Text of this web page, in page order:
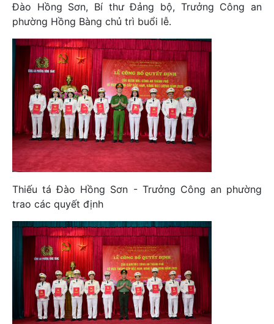
Đào Hồng Sơn, Bí thư Đảng bộ, Trưởng Công an
phường Hồng Bàng chủ trì buổi lễ.
Thiếu tá Đào Hồng Sơn - Trưởng Công an phường
trao các quyết định